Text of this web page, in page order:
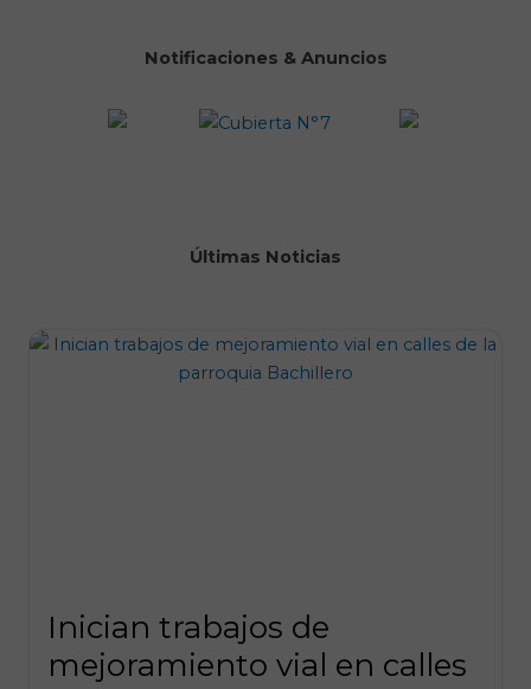
Notificaciones & Anuncios
Últimas Noticias
Inician trabajos de
mejoramiento vial en calles